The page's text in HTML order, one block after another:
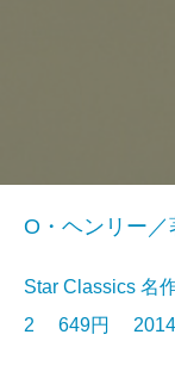
O・ヘンリー
Star Classics 名
2 649円 2014/